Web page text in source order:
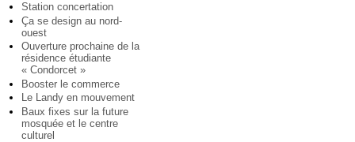
Station concertation
Ça se design au nord-
ouest
Ouverture prochaine de la
résidence étudiante
« Condorcet »
Booster le commerce
Le Landy en mouvement
Baux fixes sur la future
mosquée et le centre
culturel